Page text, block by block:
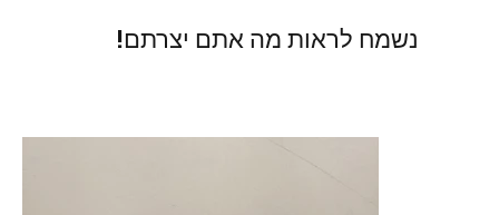
נשמח לראות מה אתם יצרתם!